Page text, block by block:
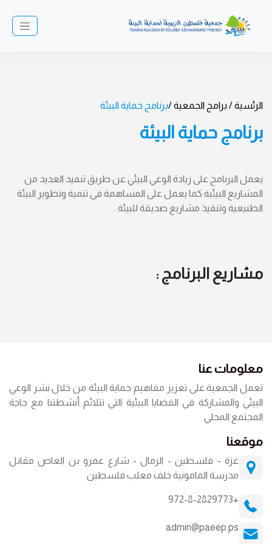
الرئسية / برامج الجمعية /برنامج حماية البيئة
برنامج حماية البيئة
يعمل البرنامج على زيادة الوعي البيئي عن طريق تنفيذ العديد من
المشاريع البيئية كما يعمل على المساهمة في تنمية وتطوير البيئة
الطبيعية وتنفيذ مشاريع صديقة للبيئة .
مشاريع البرنامج :
معلومات عنا
تعمل الجمعية على تعزيز مفاهيم حماية البيئة من خلال نشر الوعي
البيئي والمشاركة في القضايا البيئية التي تتلائم أنشطتنا مع حاجة
المجتمع المحلي
موقعنا
غزة - فلسطين - الرمال - شارع عمرو بن العاص مقابل
مدرسة المامونية خلف معلب فلسطين
+972-8-2829773
admin@paeep.ps